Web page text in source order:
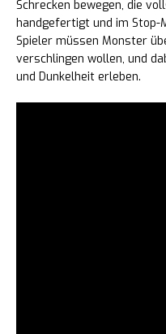
Schrecken bewegen, die
handgefertigt und im Stop-
Spieler müssen Monster
verschlingen wollen, und
und Dunkelheit erleben.